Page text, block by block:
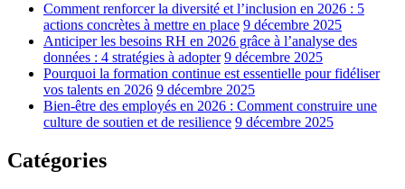
Comment renforcer la diversité et l’inclusion en 2026 : 5
actions concrètes à mettre en place 9 décembre 2025
Anticiper les besoins RH en 2026 grâce à l’analyse des
données : 4 stratégies à adopter 9 décembre 2025
Pourquoi la formation continue est essentielle pour fidéliser
vos talents en 2026 9 décembre 2025
Bien-être des employés en 2026 : Comment construire une
culture de soutien et de resilience 9 décembre 2025
Catégories